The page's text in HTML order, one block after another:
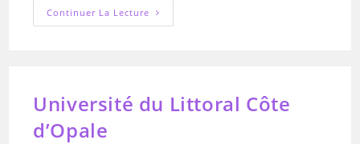
Continuer La Lecture Ville
De
Université du Littoral Côte
d’Opale